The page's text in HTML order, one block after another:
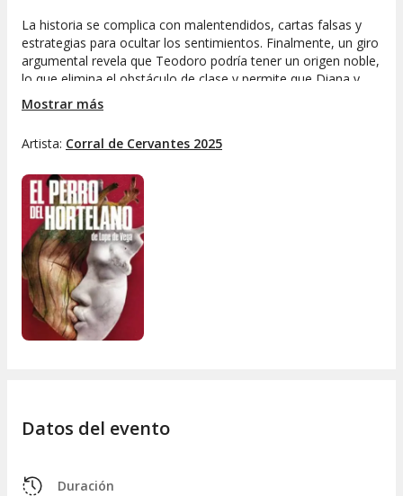
La historia se complica con malentendidos, cartas falsas y
estrategias para ocultar los sentimientos. Finalmente, un giro
argumental revela que Teodoro podría tener un origen noble,
lo que elimina el obstáculo de clase y permite que Diana y
Teodoro estén juntos.
Mostrar más
Artista: Corral de Cervantes 2025
Datos del evento
Duración